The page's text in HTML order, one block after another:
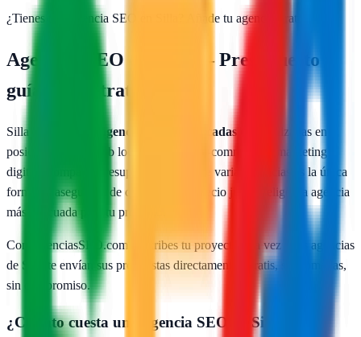
¿Tienes una agencia SEO en Añade tu agencia gratis
Agencias SEO en
— Presupuesto y
guía de contratación
Silla agencias SEO publicadas especializadas en
posicionamiento web local, SEO para e-commerce y marketing
digital. Comparar presupuestos reales de varias agencias es la única
forma de asegurarte de que pagas un precio justo y eliges la agencia
más adecuada para tu proyecto.
Con AgenciasSEO.com describes tu proyecto una vez y las agencias
de Silla
te envían sus propuestas directamente. Gratis, sin llamadas,
sin compromiso.
¿Cuánto cuesta una agencia SEO en Silla